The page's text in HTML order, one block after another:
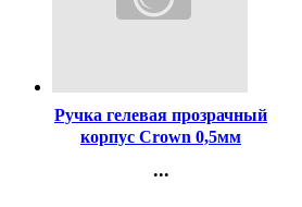
Ручка гелевая прозрачный
корпус Crown 0,5мм
...